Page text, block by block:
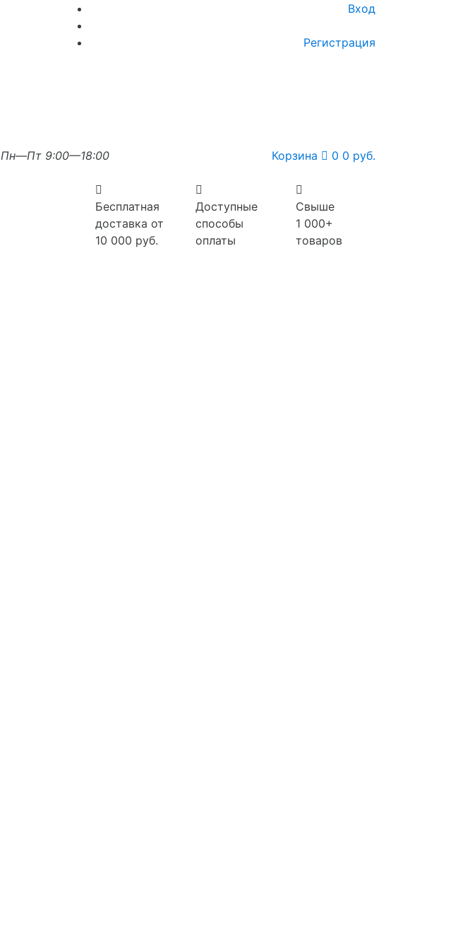
Вход
Регистрация
Пн—Пт 9:00—18:00
Корзина 0 0 руб.
Бесплатная
доставка от
10 000 руб.
Доступные
способы
оплаты
Свыше
1 000+
товаров